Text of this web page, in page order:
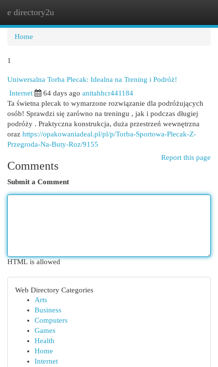
e directory2u
Home
1
Uniwersalna Torba Plecak: Idealna na Trening i Podróż!
Internet 64 days ago anitahhcr441184
Ta świetna plecak to wymarzone rozwiązanie dla podróżujących
osób! Sprawdzi się zarówno na treningu , jak i podczas długiej
podróży . Praktyczna konstrukcja, duża przestrzeń wewnętrzna
oraz https://opakowaniadeal.pl/pl/p/Torba-Sportowa-Plecak-Z-
Przegroda-Na-Buty-Roz/9155
Report this page
Comments
Submit a Comment
HTML is allowed
Web Directory Categories
Arts
Business
Computers
Games
Health
Home
Internet